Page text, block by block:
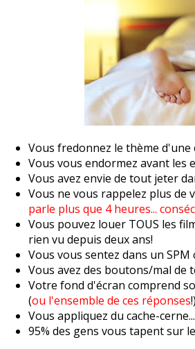
Vous fredonnez le thème
Vous vous endormez avant les
Vous avez envie de tout jeter
Vous ne vous rappelez plus de
parle plus que 4 heures...
Vous pouvez louer TOUS les
rien vu depuis deux ans!
Vous vous sentez dans un SPM
Vous avez des boutons/mal de
Votre fond d'écran comprend
(ou l'ensemble de ces réponses!)
Vous appliquez du cache-
95% des gens vous tapent sur